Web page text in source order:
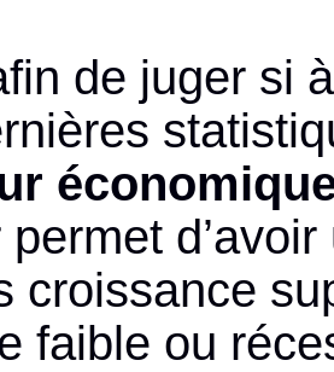
de juger si
croissance
faible ou